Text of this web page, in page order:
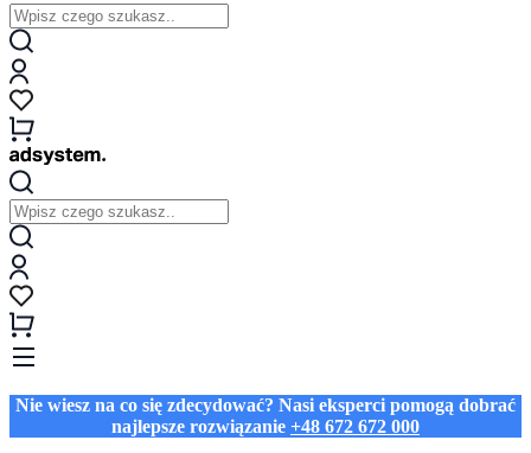
Nie wiesz na co się zdecydować? Nasi eksperci pomogą dobrać
najlepsze rozwiązanie +48 672 672 000